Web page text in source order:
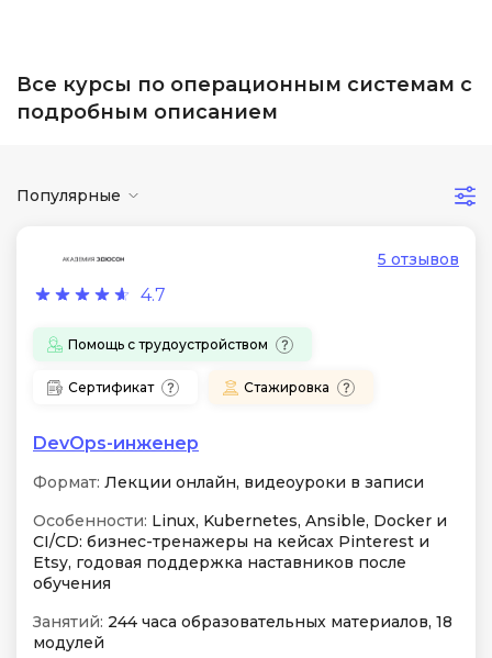
Все курсы по операционным системам с
подробным описанием
Популярные
4.7
5 отзывов
Помощь с трудоустройством
Сертификат Стажировка
DevOps-инженер
Формат: Лекции онлайн, видеоуроки в записи
Особенности: Linux, Kubernetes, Ansible, Docker и
CI/CD: бизнес-тренажеры на кейсах Pinterest и
Etsy, годовая поддержка наставников после
обучения
Занятий: 244 часа образовательных материалов, 18
модулей